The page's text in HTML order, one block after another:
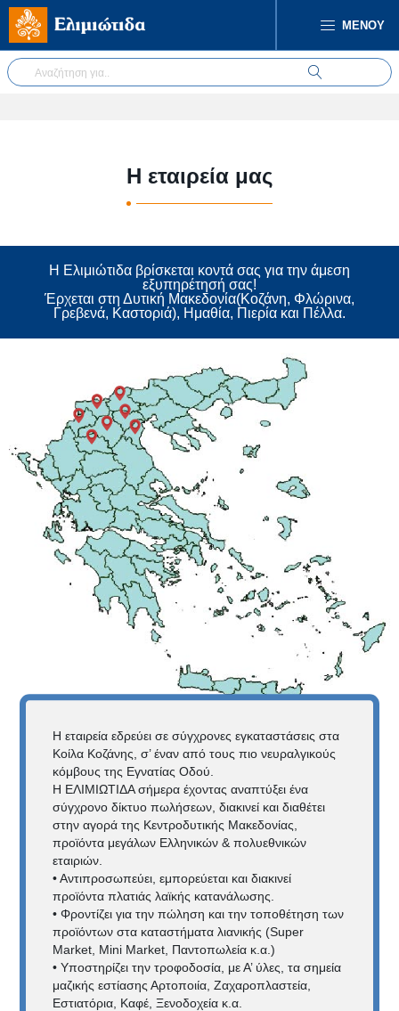
ΜΕΝΟΥ
Η εταιρεία μας
Η Ελιμιώτιδα βρίσκεται κοντά σας για την άμεση
εξυπηρέτησή σας!
Έρχεται στη Δυτική Μακεδονία(Κοζάνη, Φλώρινα,
Γρεβενά, Καστοριά), Ημαθία, Πιερία και Πέλλα.
Η εταιρεία εδρεύει σε σύγχρονες εγκαταστάσεις στα
Κοίλα Κοζάνης, σ’ έναν από τους πιο νευραλγικούς
κόμβους της Εγνατίας Οδού.
Η ΕΛΙΜΙΩΤΙΔΑ σήμερα έχοντας αναπτύξει ένα
σύγχρονο δίκτυο πωλήσεων, διακινεί και διαθέτει
στην αγορά της Κεντροδυτικής Μακεδονίας,
προϊόντα μεγάλων Ελληνικών & πολυεθνικών
εταιριών.
• Αντιπροσωπεύει, εμπορεύεται και διακινεί
προϊόντα πλατιάς λαϊκής κατανάλωσης.
• Φροντίζει για την πώληση και την τοποθέτηση των
προϊόντων στα καταστήματα λιανικής (Super
Market, Mini Market, Παντοπωλεία κ.α.)
• Υποστηρίζει την τροφοδοσία, με Α’ ύλες, τα σημεία
μαζικής εστίασης Αρτοποιία, Ζαχαροπλαστεία,
Εστιατόρια, Καφέ, Ξενοδοχεία κ.α.